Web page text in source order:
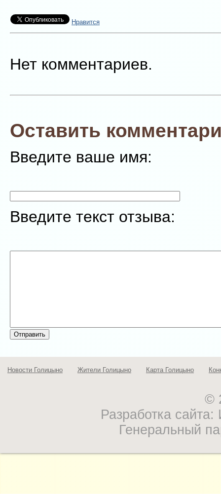
Нравится
Нет комментариев.
Оставить
Введите ваше имя:
Введите текст отзыва:
Новости Голицыно Жители Голицыно Карта Голицыно
©
Разработка
Генеральный